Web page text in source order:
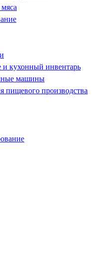
и кухонный инвентарь
машины
пищевого производства